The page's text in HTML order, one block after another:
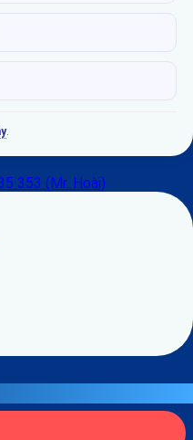
.
353 (Mr. Hoài)